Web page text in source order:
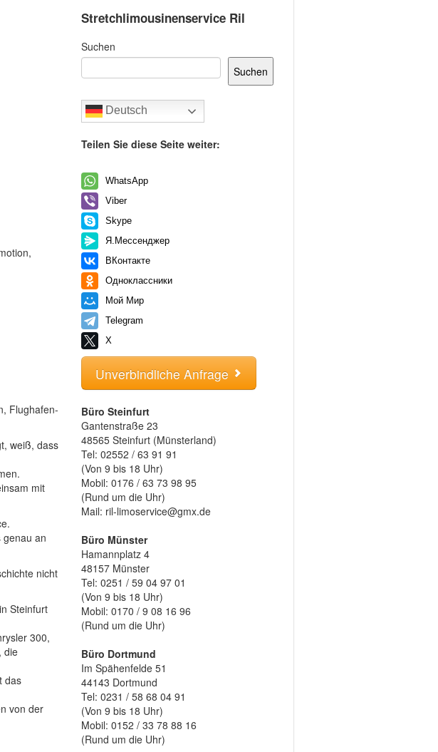
Flughafen-
weiß, dass
mit
an
nicht
Steinfurt
300,
die
das
von der
Stretchlimousinenservice Ril
Suchen
Suchen
Deutsch
Teilen Sie diese Seite weiter:
WhatsApp
Viber
Skype
Я.Мессенджер
ВКонтакте
Одноклассники
Мой Мир
Telegram
X
Unverbindliche Anfrage
Büro Steinfurt
Gantenstraße 23
48565 Steinfurt (Münsterland)
Tel: 02552 / 63 91 91
(Von 9 bis 18 Uhr)
Mobil: 0176 / 63 73 98 95
(Rund um die Uhr)
Mail: ril-limoservice@gmx.de
Büro Münster
Hamannplatz 4
48157 Münster
Tel: 0251 / 59 04 97 01
(Von 9 bis 18 Uhr)
Mobil: 0170 / 9 08 16 96
(Rund um die Uhr)
Büro Dortmund
Im Spähenfelde 51
44143 Dortmund
Tel: 0231 / 58 68 04 91
(Von 9 bis 18 Uhr)
Mobil: 0152 / 33 78 88 16
(Rund um die Uhr)